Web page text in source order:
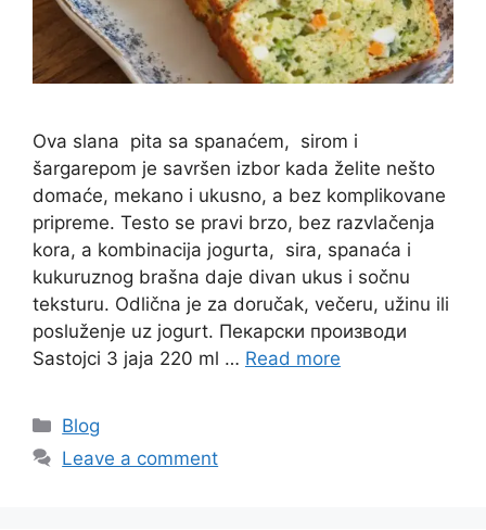
Ova slana pita sa spanaćem, sirom i
šargarepom je savršen izbor kada želite nešto
domaće, mekano i ukusno, a bez komplikovane
pripreme. Testo se pravi brzo, bez razvlačenja
kora, a kombinacija jogurta, sira, spanaća i
kukuruznog brašna daje divan ukus i sočnu
teksturu. Odlična je za doručak, večeru, užinu ili
posluženje uz jogurt. Пекарски производи
Sastojci 3 jaja 220 ml … Read more
Categories
Blog
Leave a comment